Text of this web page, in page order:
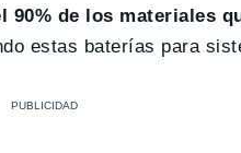
90% de los materiales
estas baterías para